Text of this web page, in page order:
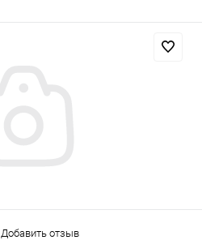
Добавить отзыв